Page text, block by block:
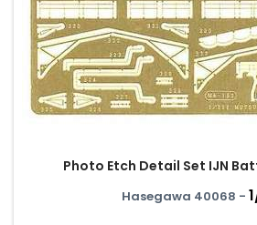
Photo Etch Detail Set IJN
Hasegawa 40068 -